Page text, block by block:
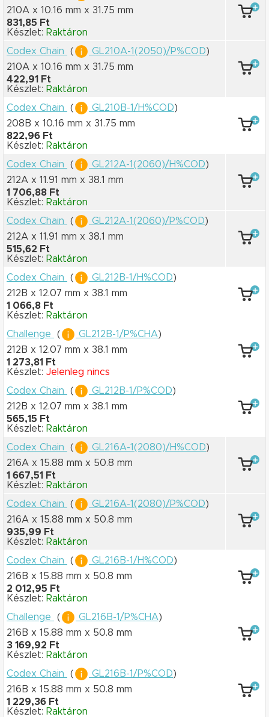
210A x 10.16 mm x 31.75 mm
831,85 Ft
Készlet: Raktáron
Codex Chain
( GL210A-1(2050)/P%COD)
210A x 10.16 mm x 31.75 mm
422,91 Ft
Készlet: Raktáron
Codex Chain
( GL210B-1/H%COD)
208B x 10.16 mm x 31.75 mm
822,96 Ft
Készlet: Raktáron
Codex Chain
( GL212A-1(2060)/H%COD)
212A x 11.91 mm x 38.1 mm
1 706,88 Ft
Készlet: Raktáron
Codex Chain
( GL212A-1(2060)/P%COD)
212A x 11.91 mm x 38.1 mm
515,62 Ft
Készlet: Raktáron
Codex Chain
( GL212B-1/H%COD)
212B x 12.07 mm x 38.1 mm
1 066,8 Ft
Készlet: Raktáron
Challenge
( GL212B-1/P%CHA)
212B x 12.07 mm x 38.1 mm
1 273,81 Ft
Készlet: Jelenleg nincs
Codex Chain
( GL212B-1/P%COD)
212B x 12.07 mm x 38.1 mm
565,15 Ft
Készlet: Raktáron
Codex Chain
( GL216A-1(2080)/H%COD)
216A x 15.88 mm x 50.8 mm
1 667,51 Ft
Készlet: Raktáron
Codex Chain
( GL216A-1(2080)/P%COD)
216A x 15.88 mm x 50.8 mm
935,99 Ft
Készlet: Raktáron
Codex Chain
( GL216B-1/H%COD)
216B x 15.88 mm x 50.8 mm
2 012,95 Ft
Készlet: Raktáron
Challenge
( GL216B-1/P%CHA)
216B x 15.88 mm x 50.8 mm
3 169,92 Ft
Készlet: Raktáron
Codex Chain
( GL216B-1/P%COD)
216B x 15.88 mm x 50.8 mm
1 229,36 Ft
Készlet: Raktáron